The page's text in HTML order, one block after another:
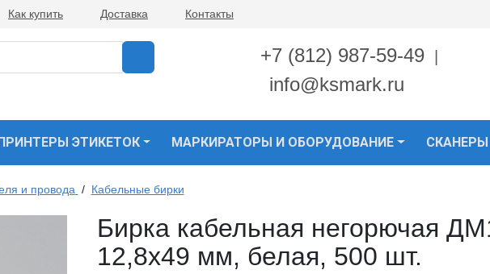
Как купить Доставка Контакты
+7 (812) 987-59-49
info@ksmark.ru
ПРИНТЕРЫ ЭТИКЕТОК МАРКИРАТОРЫ И ОБОРУДОВАНИЕ
и провода / Кабельные бирки
Бирка кабельная негорючая
12,8х49 мм, белая, 500 шт.